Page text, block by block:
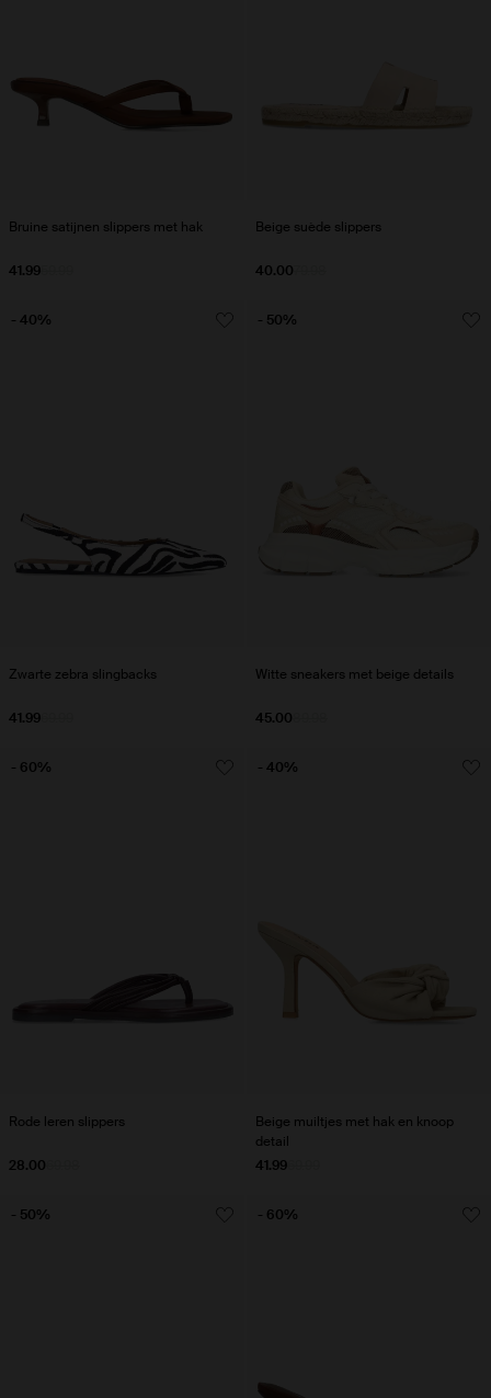
Bruine satijnen slippers met hak
41.99
Beige suède slippers
40.00
Zwarte zebra slingbacks
41.99
- 40%
Witte sneakers met beige details
45.00
- 50%
Rode leren slippers
28.00
- 60%
Beige muiltjes met hak en knoop
detail
41.99
- 40%
- 50% - 60%